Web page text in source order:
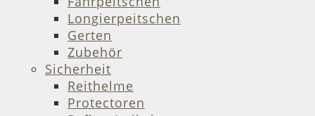
Longierpeitschen
Gerten
Zubehör
Sicherheit
Reithelme
Protectoren